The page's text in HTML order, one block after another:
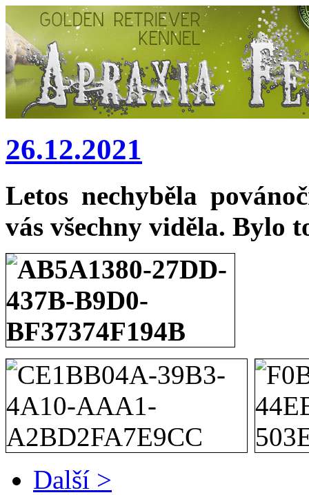
26.12.2021
Letos nechyběla
vás všechny viděla. Bylo
Další >